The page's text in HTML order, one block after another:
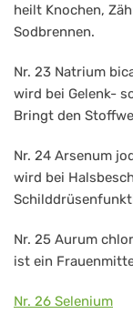
heilt Knochen,
Sodbrennen.
Nr. 23 Natrium
wird bei Gelenk-
Bringt den
Nr. 24 Arsenum
wird bei
Nr. 25 Aurum
ist ein
Nr. 26 Selenium